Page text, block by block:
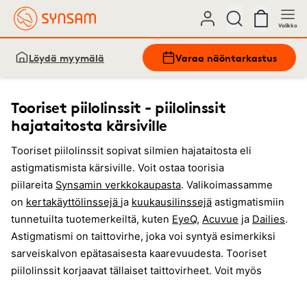
Valikko
Löydä myymälä Varaa näöntarkastus
Tooriset piilolinssit - piilolinssit
hajataitosta kärsiville
Tooriset piilolinssit sopivat silmien hajataitosta eli
astigmatismista kärsiville. Voit ostaa toorisia
piilareita Synsamin verkkokaupasta. Valikoimassamme
on kertakäyttölinssejä ja kuukausilinssejä astigmatismiin
tunnetuilta tuotemerkeiltä, kuten EyeQ, Acuvue ja Dailies.
Astigmatismi on taittovirhe, joka voi syntyä esimerkiksi
sarveiskalvon epätasaisesta kaarevuudesta. Tooriset
piilolinssit korjaavat tällaiset taittovirheet. Voit myös